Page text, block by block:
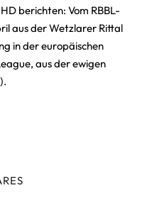
berichten: Vom RBBL-
aus der Wetzlarer Rittal
in der europäischen
aus der ewigen